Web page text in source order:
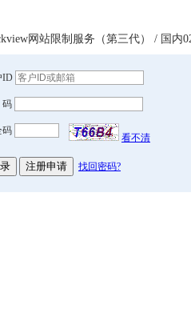
网站限制服务（第三代） / 国内
ID
码
看不清
找回密码?